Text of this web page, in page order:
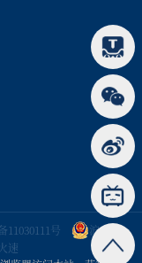
11030111号
沪
速